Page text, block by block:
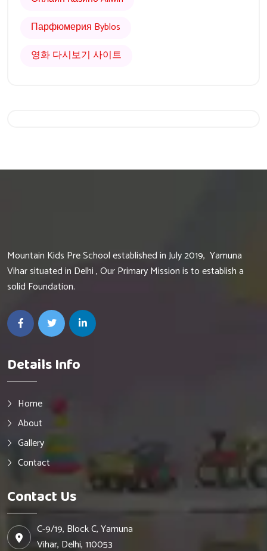
Парфюмерия Byblos
영화 다시보기 사이트
Mountain Kids Pre School established in July 2019, Yamuna
Vihar situated in Delhi , Our Primary Mission is to establish a
solid Foundation.
Details Info
Home
About
Gallery
Contact
Contact Us
C-9/19, Block C, Yamuna
Vihar, Delhi, 110053